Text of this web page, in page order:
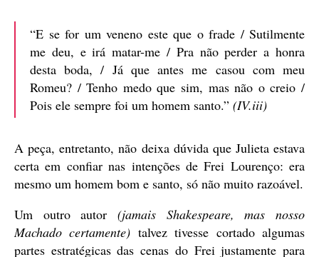
“E se for um veneno este que o frade / Sutilmente
me deu, e irá matar-me / Pra não perder a honra
desta boda, / Já que antes me casou com meu
Romeu? / Tenho medo que sim, mas não o creio /
Pois ele sempre foi um homem santo.” (IV.iii)
A peça, entretanto, não deixa dúvida que Julieta estava
certa em confiar nas intenções de Frei Lourenço: era
mesmo um homem bom e santo, só não muito razoável.
Um outro autor (jamais Shakespeare, mas nosso
Machado certamente) talvez tivesse cortado algumas
partes estratégicas das cenas do Frei justamente para